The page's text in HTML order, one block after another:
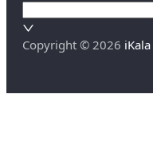
Copyright © 2026 iKala